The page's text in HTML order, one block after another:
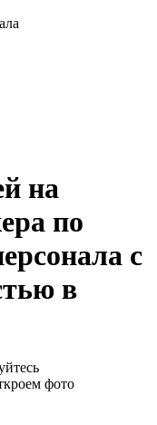
на
по
с
в
фото